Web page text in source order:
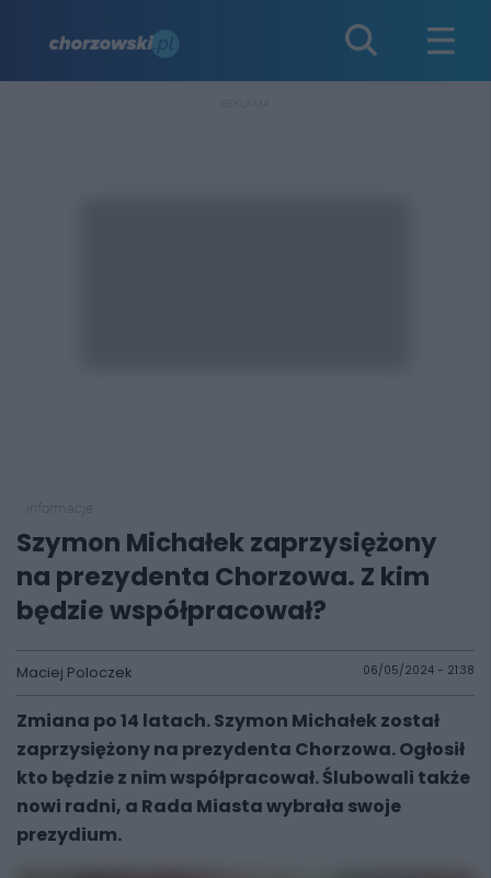
Szymon Michałek zaprzysiężony
na prezydenta Chorzowa. Z kim
będzie współpracował?
Maciej Poloczek 06/05/2024 - 21:38
Zmiana po 14 latach. Szymon Michałek został
zaprzysiężony na prezydenta Chorzowa. Ogłosił
kto będzie z nim współpracował. Ślubowali także
nowi radni, a Rada Miasta wybrała swoje
prezydium.